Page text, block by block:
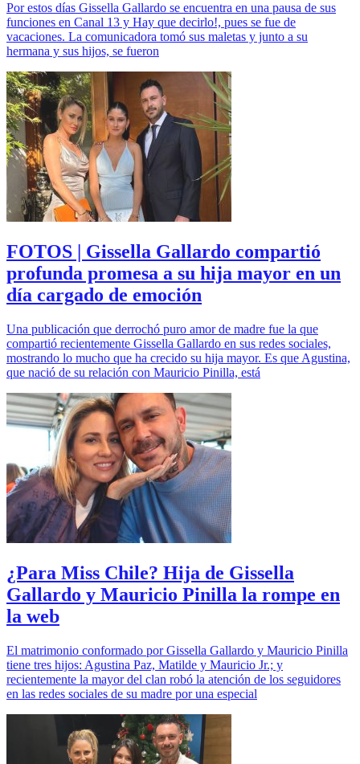
Por estos días Gissella Gallardo se encuentra en una pausa de sus
funciones en Canal 13 y Hay que decirlo!, pues se fue de
vacaciones. La comunicadora tomó sus maletas y junto a su
hermana y sus hijos, se fueron
FOTOS | Gissella Gallardo compartió
profunda promesa a su hija mayor en un
día cargado de emoción
Una publicación que derrochó puro amor de madre fue la que
compartió recientemente Gissella Gallardo en sus redes sociales,
mostrando lo mucho que ha crecido su hija mayor. Es que Agustina,
que nació de su relación con Mauricio Pinilla, está
¿Para Miss Chile? Hija de Gissella
Gallardo y Mauricio Pinilla la rompe en
la web
El matrimonio conformado por Gissella Gallardo y Mauricio Pinilla
tiene tres hijos: Agustina Paz, Matilde y Mauricio Jr.; y
recientemente la mayor del clan robó la atención de los seguidores
en las redes sociales de su madre por una especial